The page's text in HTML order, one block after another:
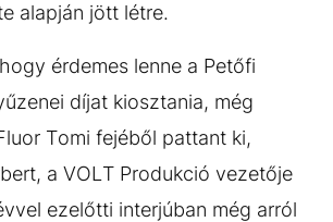
alapján jött létre.
érdemes lenne a Petőfi
díjat kiosztania, még
Tomi fejéből pattant ki,
a VOLT Produkció vezetője
ezelőtti interjúban még arról